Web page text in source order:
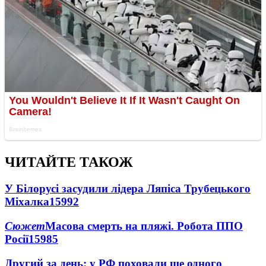
ЧИТАЙТЕ ТАКОЖ
У Білорусі засудили лідера Ляпіса Трубецького
Міхалка15992
СюжетМасова смерть на пляжі. Робота ППО
Росії15985
Другий за день: у РФ поховали ще одного